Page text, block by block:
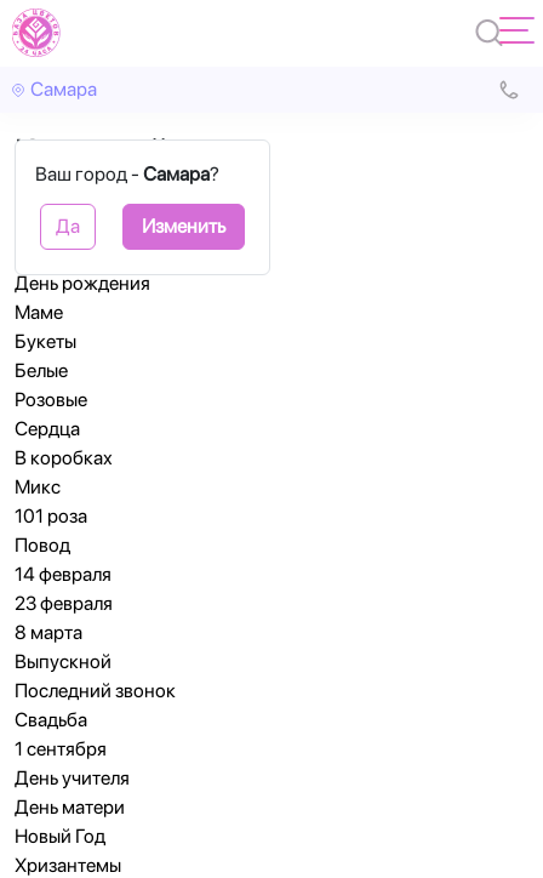
Самара
Ваш город - Самара?
Да Изменить
Карта сайта
В коробках
Корзины
День рождения
Маме
Букеты
Белые
Розовые
Сердца
В коробках
Микс
101 роза
Повод
14 февраля
23 февраля
8 марта
Выпускной
Последний звонок
Свадьба
1 сентября
День учителя
День матери
Новый Год
Хризантемы